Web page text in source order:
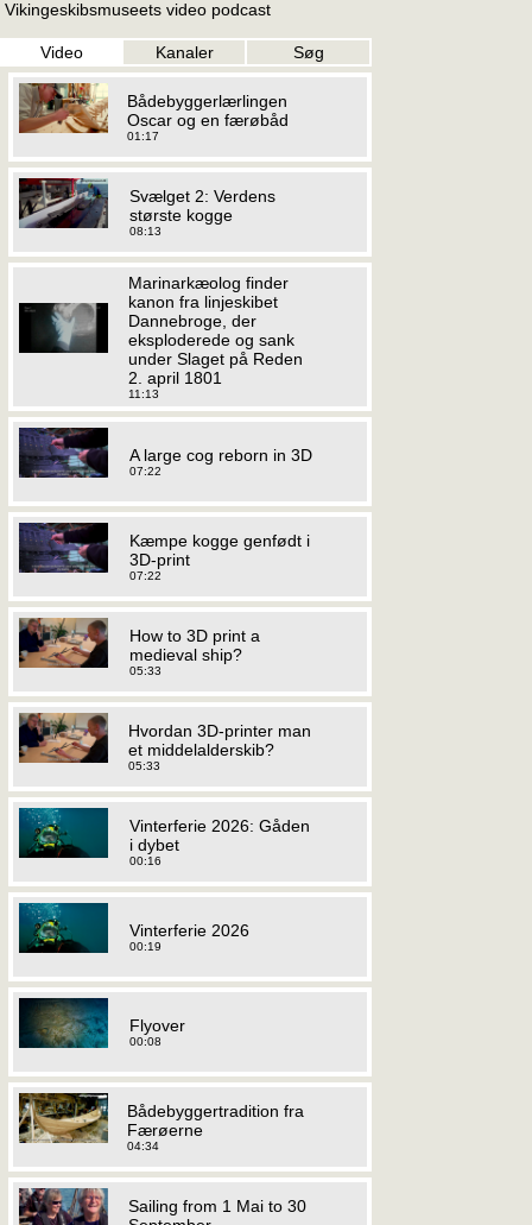
Vikingeskibsmuseets video podcast
Video Kanaler Søg
Bådebyggerlærlingen
Oscar og en færøbåd
01:17
Svælget 2: Verdens
største kogge
08:13
Marinarkæolog finder
kanon fra linjeskibet
Dannebroge, der
eksploderede og sank
under Slaget på Reden
2. april 1801
11:13
A large cog reborn in 3D
07:22
Kæmpe kogge genfødt i
3D-print
07:22
How to 3D print a
medieval ship?
05:33
Hvordan 3D-printer man
et middelalderskib?
05:33
Vinterferie 2026: Gåden
i dybet
00:16
Vinterferie 2026
00:19
Flyover
00:08
Bådebyggertradition fra
Færøerne
04:34
Sailing from 1 Mai to 30